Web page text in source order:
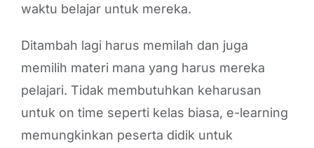
waktu belajar untuk mereka.
Ditambah lagi harus memilah dan juga
memilih materi mana yang harus mereka
pelajari. Tidak membutuhkan keharusan
untuk on time seperti kelas biasa, e-learning
memungkinkan peserta didik untuk